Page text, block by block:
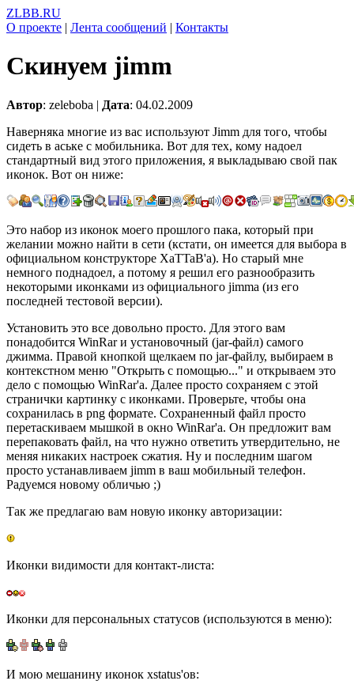
ZLBB.RU
О проекте | Лента сообщений | Контакты
Скинуем jimm
Автор: zeleboba | Дата: 04.02.2009
Наверняка многие из вас используют Jimm для того, чтобы
сидеть в аське с мобильника. Вот для тех, кому надоел
стандартный вид этого приложения, я выкладываю свой пак
иконок. Вот он ниже:
Это набор из иконок моего прошлого пака, который при
желании можно найти в сети (кстати, он имеется для выбора в
официальном конструкторе XaTTaB'а). Но старый мне
немного поднадоел, а потому я решил его разнообразить
некоторыми иконками из официального jimma (из его
последней тестовой версии).
Установить это все довольно просто. Для этого вам
понадобится WinRar и установочный (jar-файл) самого
джимма. Правой кнопкой щелкаем по jar-файлу, выбираем в
контекстном меню "Открыть с помощью..." и открываем это
дело с помощью WinRar'а. Далее просто сохраняем с этой
странички картинку с иконками. Проверьте, чтобы она
сохранилась в png формате. Сохраненный файл просто
перетаскиваем мышкой в окно WinRar'а. Он предложит вам
перепаковать файл, на что нужно ответить утвердительно, не
меняя никаких настроек сжатия. Ну и последним шагом
просто устанавливаем jimm в ваш мобильный телефон.
Радуемся новому обличью ;)
Так же предлагаю вам новую иконку авторизации:
Иконки видимости для контакт-листа:
Иконки для персональных статусов (используются в меню):
И мою мешанину иконок xstatus'ов: